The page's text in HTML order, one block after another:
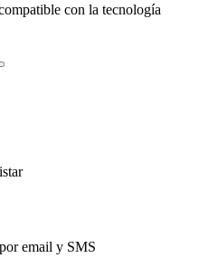
con la tecnología
email y SMS